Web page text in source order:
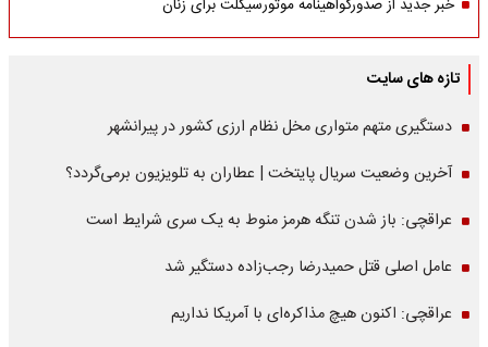
خبر جدید از صدورگواهینامه موتورسیکلت برای زنان
تازه های سایت
دستگیری متهم متواری مخل نظام ارزی کشور در پیرانشهر
آخرین وضعیت سریال پایتخت | عطاران به تلویزیون برمی‌گردد؟
عراقچی: باز شدن تنگه هرمز منوط به یک سری شرایط است
عامل اصلی قتل حمیدرضا رجب‌زاده دستگیر شد
عراقچی: اکنون هیچ مذاکره‌ای با آمریکا نداریم